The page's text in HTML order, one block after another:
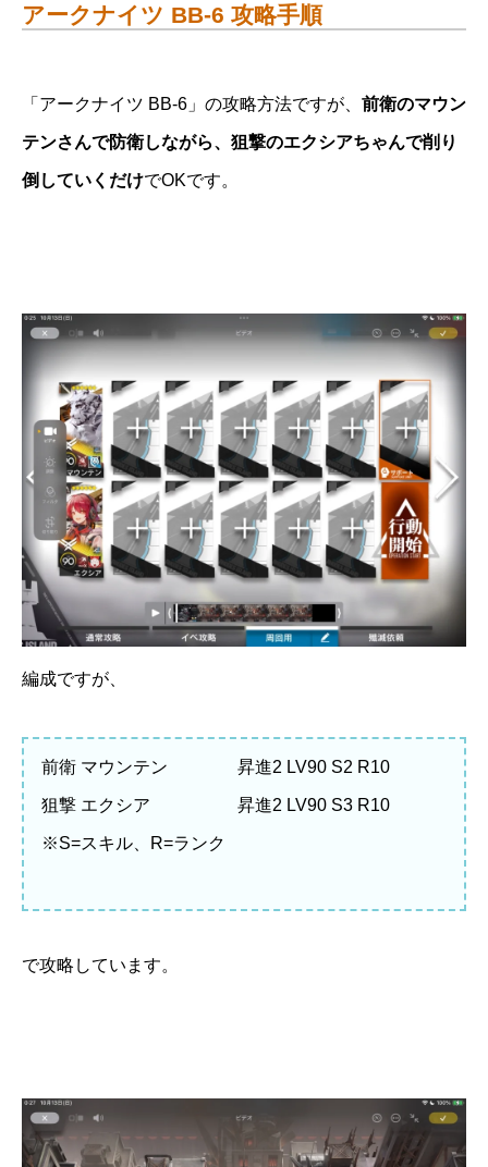
アークナイツ BB-6 攻略手順
「アークナイツ BB-6」の攻略方法ですが、 前衛のマウン
テンさんで防衛しながら、狙撃のエクシアちゃんで削り
倒していくだけでOKです。
編成ですが、
前衛 マウンテン 昇進2 LV90 S2 R10
狙撃 エクシア 昇進2 LV90 S3 R10
※S=スキル、R=ランク
で攻略しています。